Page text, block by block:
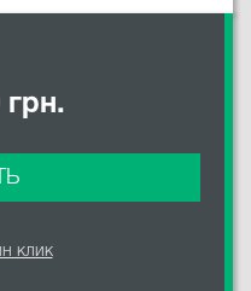
грн.
клик